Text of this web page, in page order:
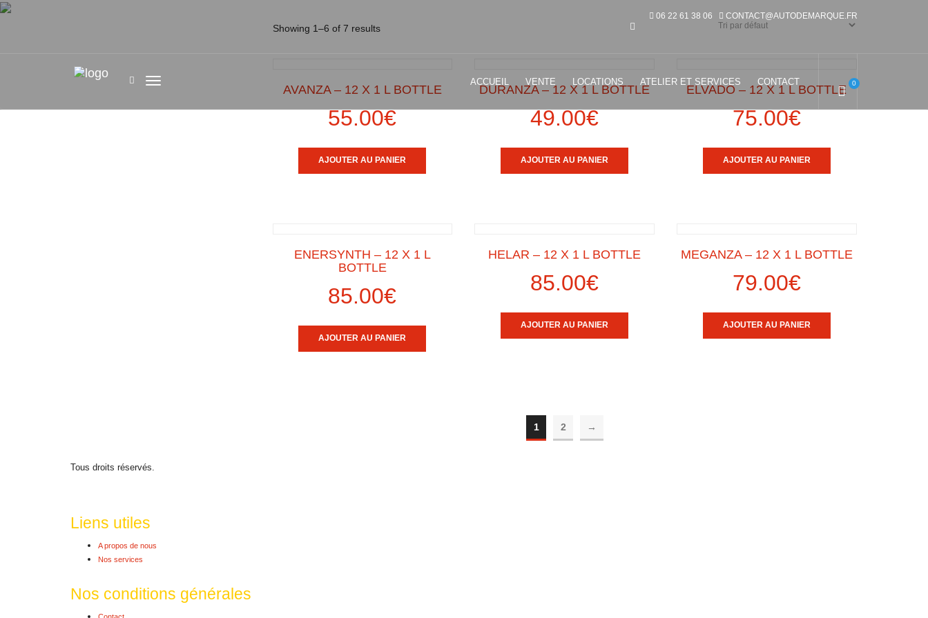
06 22 61 38 06 CONTACT@AUTODEMARQUE.FR
0
ACCUEIL VENTE LOCATIONS ATELIER ET SERVICES CONTACT
Showing 1–6 of 7 results
AVANZA – 12 X 1 L BOTTLE
55.00€
AJOUTER AU PANIER
DURANZA – 12 X 1 L BOTTLE
49.00€
AJOUTER AU PANIER
ELVADO – 12 X 1 L BOTTLE
75.00€
AJOUTER AU PANIER
ENERSYNTH – 12 X 1 L
BOTTLE
85.00€
AJOUTER AU PANIER
HELAR – 12 X 1 L BOTTLE
85.00€
AJOUTER AU PANIER
MEGANZA – 12 X 1 L BOTTLE
79.00€
AJOUTER AU PANIER
1 2 →
Tous droits réservés.
Liens utiles
A propos de nous
Nos services
Nos conditions générales